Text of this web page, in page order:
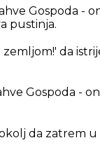
Gospoda -
pustinja.
da
Gospoda -
da zatrem u